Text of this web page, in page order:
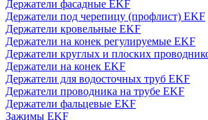
Держатели фасадные EKF
Держатели под черепицу (профлист) EKF
Держатели кровельные EKF
Держатели на конек регулируемые EKF
Держатели круглых и плоских
Держатели на конек EKF
Держатели для водосточных труб EKF
Держатели проводника на трубе EKF
Держатели фальцевые EKF
Зажимы EKF